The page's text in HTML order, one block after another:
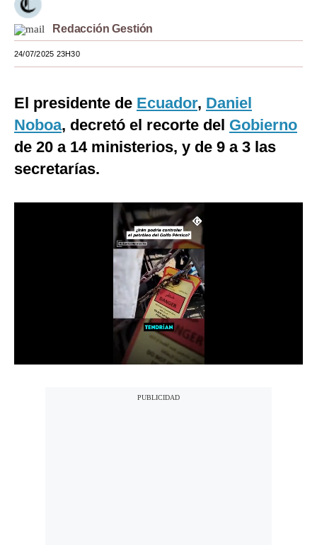
Estilos
Mundo
México
España
Internacional
Gestión TV
Redacción Gestión
24/07/2025 23H30
El presidente de Ecuador, Daniel
Noboa, decretó el recorte del Gobierno
de 20 a 14 ministerios, y de 9 a 3 las
secretarías.